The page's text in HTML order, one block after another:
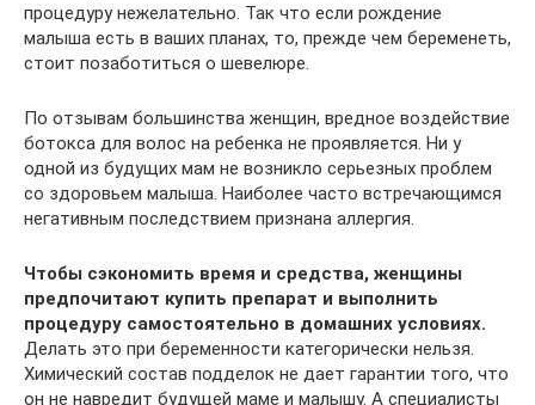
процедуру нежелательно. Так что если рождение
малыша есть в ваших планах, то, прежде чем беременеть,
стоит позаботиться о шевелюре.
По отзывам большинства женщин, вредное воздействие
ботокса для волос на ребенка не проявляется. Ни у
одной из будущих мам не возникло серьезных проблем
со здоровьем малыша. Наиболее часто встречающимся
негативным последствием признана аллергия.
Чтобы сэкономить время и средства, женщины
предпочитают купить препарат и выполнить
процедуру самостоятельно в домашних условиях.
Делать это при беременности категорически нельзя.
Химический состав подделок не дает гарантии того, что
он не навредит будущей маме и малышу. А специалисты